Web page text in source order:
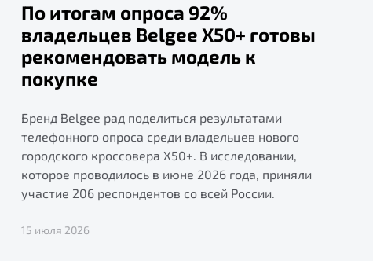
По итогам опроса 92%
владельцев Belgee X50+ готовы
рекомендовать модель к
покупке
Бренд Belgee рад поделиться результатами
телефонного опроса среди владельцев нового
городского кроссовера X50+. В исследовании,
которое проводилось в июне 2026 года, приняли
участие 206 респондентов со всей России.
15 июля 2026